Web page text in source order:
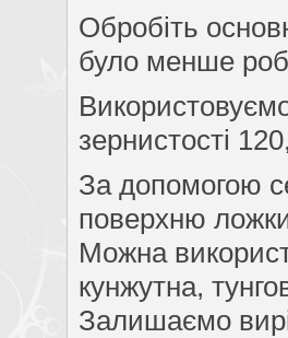
Обробіть
було менше
зернистості
За допомогою
поверхню
Можна
кунжутна,
Залишаємо